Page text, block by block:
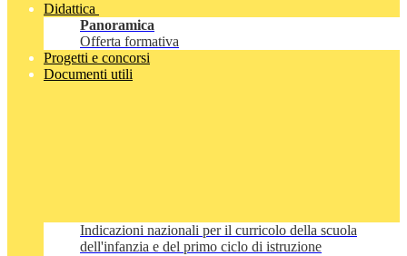
Didattica
Panoramica
Offerta formativa
Progetti e concorsi
Documenti utili
Indicazioni nazionali per il curricolo della scuola
dell'infanzia e del primo ciclo di istruzione